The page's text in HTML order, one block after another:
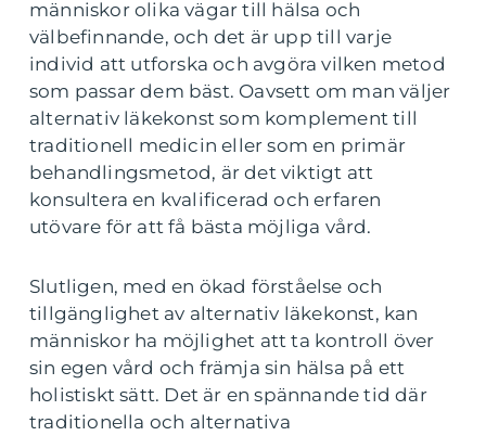
människor olika vägar till hälsa och
välbefinnande, och det är upp till varje
individ att utforska och avgöra vilken metod
som passar dem bäst. Oavsett om man väljer
alternativ läkekonst som komplement till
traditionell medicin eller som en primär
behandlingsmetod, är det viktigt att
konsultera en kvalificerad och erfaren
utövare för att få bästa möjliga vård.
Slutligen, med en ökad förståelse och
tillgänglighet av alternativ läkekonst, kan
människor ha möjlighet att ta kontroll över
sin egen vård och främja sin hälsa på ett
holistiskt sätt. Det är en spännande tid där
traditionella och alternativa